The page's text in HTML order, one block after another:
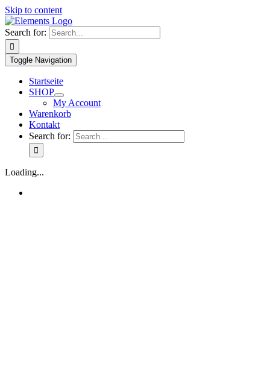
Skip to content
Search for:
Toggle Navigation
Startseite
SHOP
My Account
Warenkorb
Kontakt
Search for:
Loading...